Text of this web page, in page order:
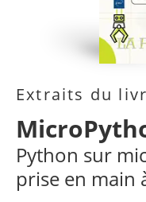
Extraits du
Python sur
prise en main